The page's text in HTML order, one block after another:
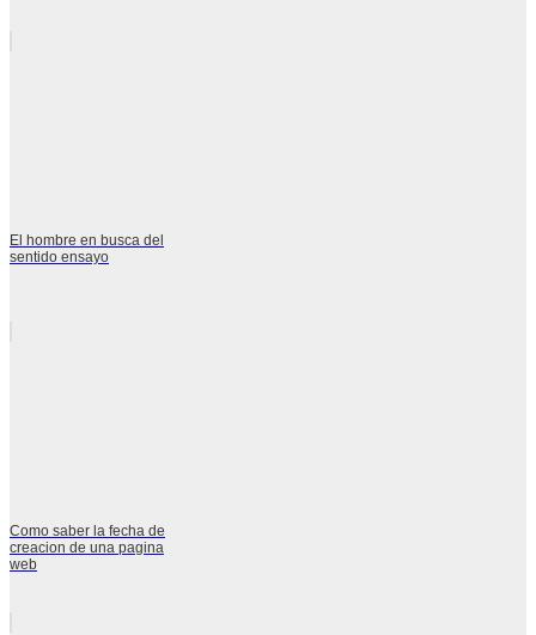
El hombre en busca del
sentido ensayo
Como saber la fecha de
creacion de una pagina
web